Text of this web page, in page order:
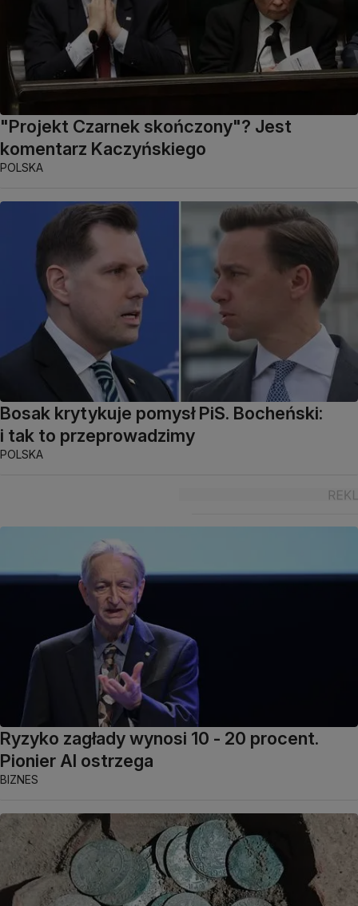
"Projekt Czarnek skończony"? Jest
komentarz Kaczyńskiego
POLSKA
Bosak krytykuje pomysł PiS. Bocheński:
i tak to przeprowadzimy
POLSKA
Ryzyko zagłady wynosi 10 - 20 procent.
Pionier AI ostrzega
BIZNES